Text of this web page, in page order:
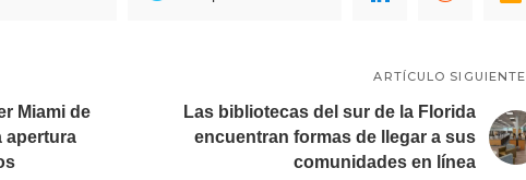
Miami de
apertura
ARTÍCULO SIGUIENTE
Las bibliotecas del sur de la Florida
encuentran formas de llegar a sus
comunidades en línea